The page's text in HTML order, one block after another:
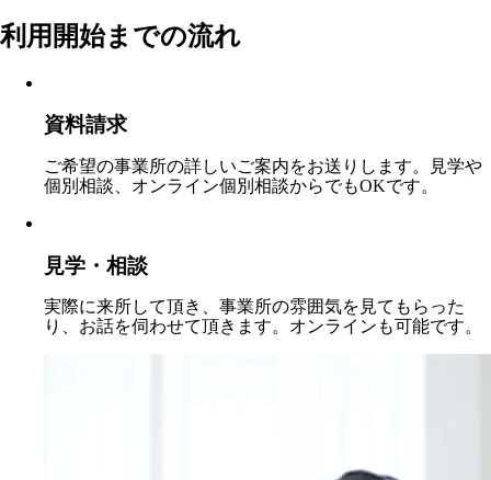
利用開始までの流れ
資料請求
ご希望の事業所の詳しいご案内をお送りします。見学や
個別相談、オンライン個別相談からでもOKです。
見学・相談
実際に来所して頂き、事業所の雰囲気を見てもらった
り、お話を伺わせて頂きます。オンラインも可能です。